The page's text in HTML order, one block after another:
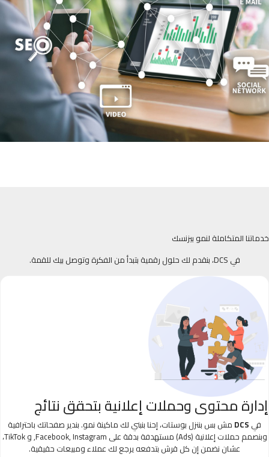
خدماتنا المتكاملة لنمو بيزنسك
في DCS، بنقدم لك حلول رقمية بتبدأ من الفكرة وتوصل بيك للقمة.
إدارة محتوى وحملات إعلانية بتحقق نتائج
في DCS مش بس بننزل بوستات، إحنا بنبني لك ماكينة نمو. بندير صفحاتك باحترافية
وبنصمم حملات إعلانية (Ads) مستهدفة بدقة على Facebook, Instagram, و TikTok،
عشان نضمن إن كل قرش بتدفعه يرجع لك عملاء ومبيعات حقيقية.